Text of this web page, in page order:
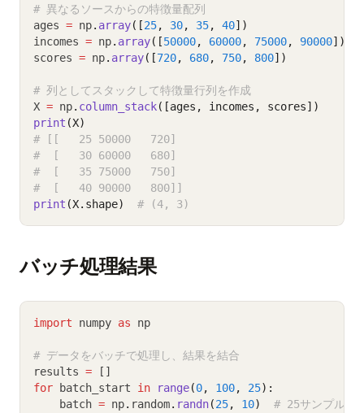
# 異なるソースからの特徴量配列
ages = np. array([25, 30, 35, 40])
incomes = np. array([50000, 60000, 75000, 90000])
scores = np. array([720, 680, 750, 800])
# 列としてスタックして特徴量行列を作成
X = np. column_stack([ages, incomes, scores])
print (X)
# [[   25 50000   720]
#  [   30 60000   680]
#  [   35 75000   750]
#  [   40 90000   800]]
print (X.shape) # (4, 3)
バッチ処理結果
import numpy as np
# データをバッチで処理し、結果を結合
results = []
for batch_start in range(0, 100, 25):
    batch
= np. random. randn(25, 10)
# 25サンプル、